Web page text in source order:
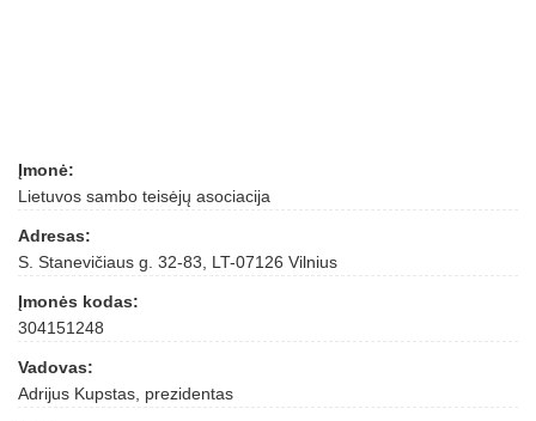
Įmonė:
Lietuvos sambo teisėjų asociacija
Adresas:
S. Stanevičiaus g. 32-83, LT-07126 Vilnius
Įmonės kodas:
304151248
Vadovas:
Adrijus Kupstas, prezidentas